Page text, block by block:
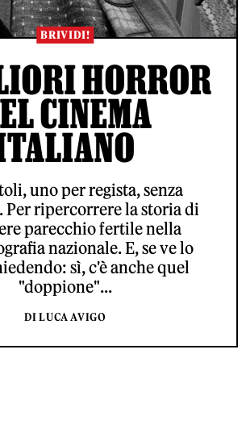
BRIVIDI!
HORROR
CINEMA
uno per regista, senza
Per ripercorrere la storia di
parecchio fertile nella
nazionale. E, se ve lo
sì, c'è anche quel
"doppione"...
DI LUCA AVIGO